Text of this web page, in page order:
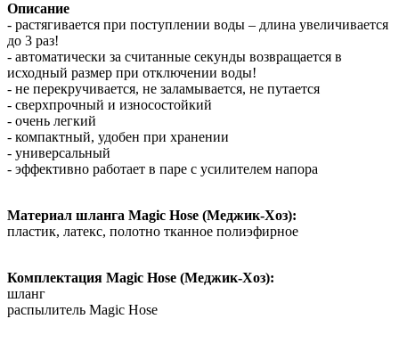
Описание
- растягивается при поступлении воды – длина увеличивается
до 3 раз!
- автоматически за считанные секунды возвращается в
исходный размер при отключении воды!
- не перекручивается, не заламывается, не путается
- сверхпрочный и износостойкий
- очень легкий
- компактный, удобен при хранении
- универсальный
- эффективно работает в паре с усилителем напора
Материал шланга Magic Hose (Меджик-Хоз):
пластик, латекс, полотно тканное полиэфирное
Комплектация Magic Hose (Меджик-Хоз):
шланг
распылитель Magic Hose